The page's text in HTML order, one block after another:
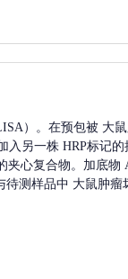
）。在预包被 大
入另一株 HRP标记的
夹心复合物。加底物
待测样品中 大鼠肿瘤